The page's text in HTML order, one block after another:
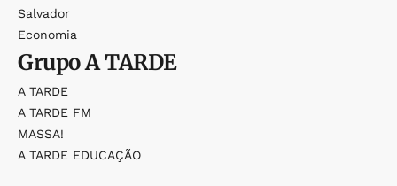
Salvador
Economia
GrupoA TARDE
A TARDE
A TARDE FM
MASSA!
A TARDE EDUCAÇÃO